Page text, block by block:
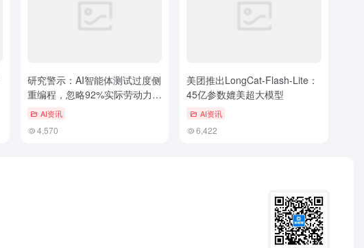
研究警示：AI智能体测试过度侧
重编程，忽略92%实际劳动力市
场 AI资讯
4,570
美团推出LongCat-Flash-Lite：
45亿参数媲美超大模型
AI资讯
6,422